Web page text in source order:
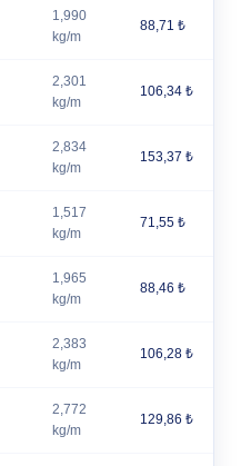
1,990
kg/m
88,71 ₺
2,301
kg/m
106,34 ₺
2,834
kg/m
153,37 ₺
1,517
kg/m
71,55 ₺
1,965
kg/m
88,46 ₺
2,383
kg/m
106,28 ₺
2,772
kg/m
129,86 ₺